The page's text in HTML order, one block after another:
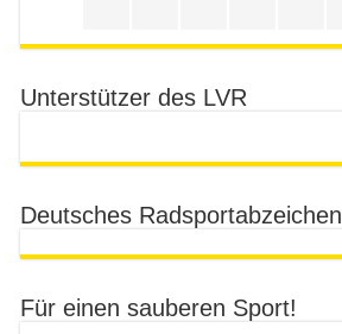
Unterstützer des LVR
Deutsches Radsportabzeichen
Für einen sauberen Sport!